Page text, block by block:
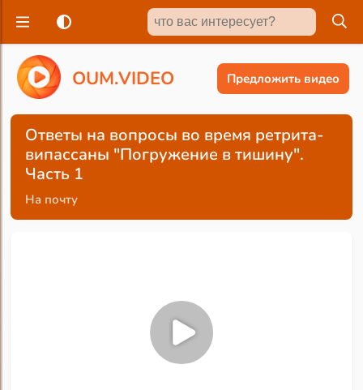
OUM.VIDEO Предложить видео
Ответы на вопросы во время ретрита-
випассаны "Погружение в тишину".
Часть 1
На почту